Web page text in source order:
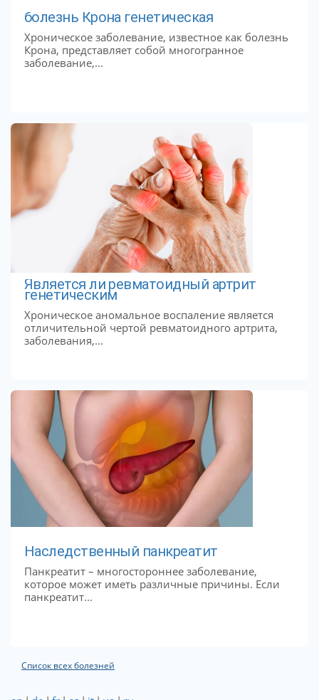
болезнь Крона генетическая
Хроническое заболевание, известное как болезнь
Крона, представляет собой многогранное
заболевание,...
Является ли ревматоидный артрит
генетическим
Хроническое аномальное воспаление является
отличительной чертой ревматоидного артрита,
заболевания,...
Наследственный панкреатит
Панкреатит – многостороннее заболевание,
которое может иметь различные причины. Если
панкреатит...
Список всех болезней